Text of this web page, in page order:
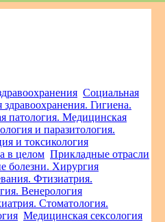
Социальная
Гигиена.
патология. Медицинская
и паразитология.
и токсикология
в целом Прикладные отрасли
болезни. Хирургия
Фтизиатрия.
Венерология
Стоматология.
Медицинская сексология